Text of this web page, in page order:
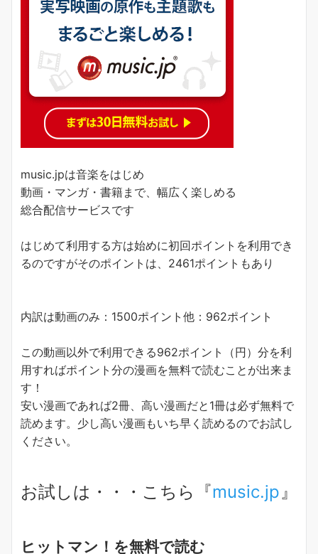
music.jpは音楽をはじめ
動画・マンガ・書籍まで、幅広く楽しめる
総合配信サービスです
はじめて利用する方は始めに初回ポイントを利用でき
るのですがそのポイントは、2461ポイントもあり
内訳は動画のみ：1500ポイント他：962ポイント
この動画以外で利用できる962ポイント（円）分を利
用すればポイント分の漫画を無料で読むことが出来ま
す！
安い漫画であれば2冊、高い漫画だと1冊は必ず無料で
読めます。少し高い漫画もいち早く読めるのでお試し
ください。
お試しは・・・こちら『music.jp』
ヒットマン！を無料で読む